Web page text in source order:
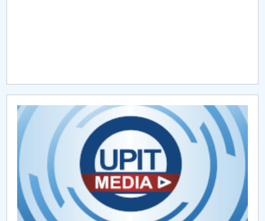
Chestionar angajabilitate ALUMNI – UPB
CAR2026
MENIU CANTINA
Instructiuni 2024
Instructiuni 2025